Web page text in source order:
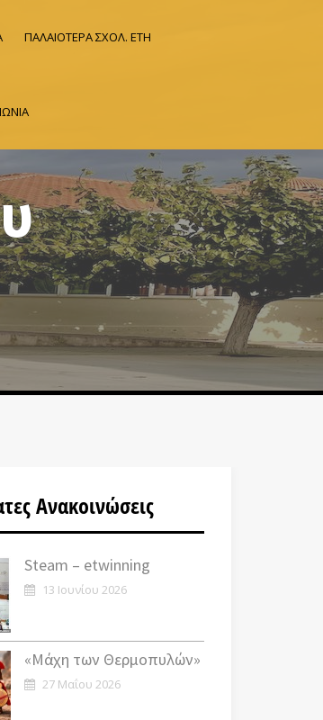
ΠΑΛΑΙΟΤΕΡΑ ΣΧΟΛ. ΕΤΗ
Ανακοινώσεις
Steam – etwinning
13 Ιουνίου 2026
«Μάχη των Θερμοπυλών»
27 Μαΐου 2026